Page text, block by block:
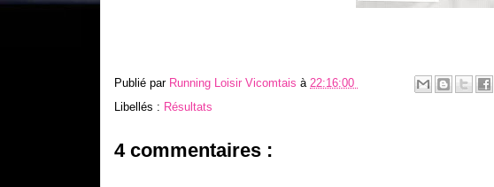
Publié par Running Loisir Vicomtais à 22:16:00
Libellés : Résultats
4 commentaires :